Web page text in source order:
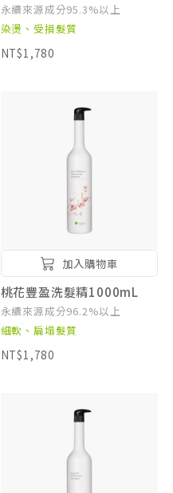
永續來源成分95.3%以上
染燙、受損髮質
NT$1,780
加入購物車
桃花豐盈洗髮精1000mL
永續來源成分96.2%以上
細軟、扁塌髮質
NT$1,780